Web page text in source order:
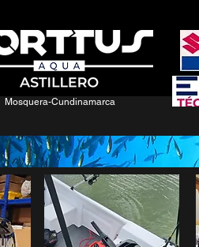
Mosquera-Cundinamarca